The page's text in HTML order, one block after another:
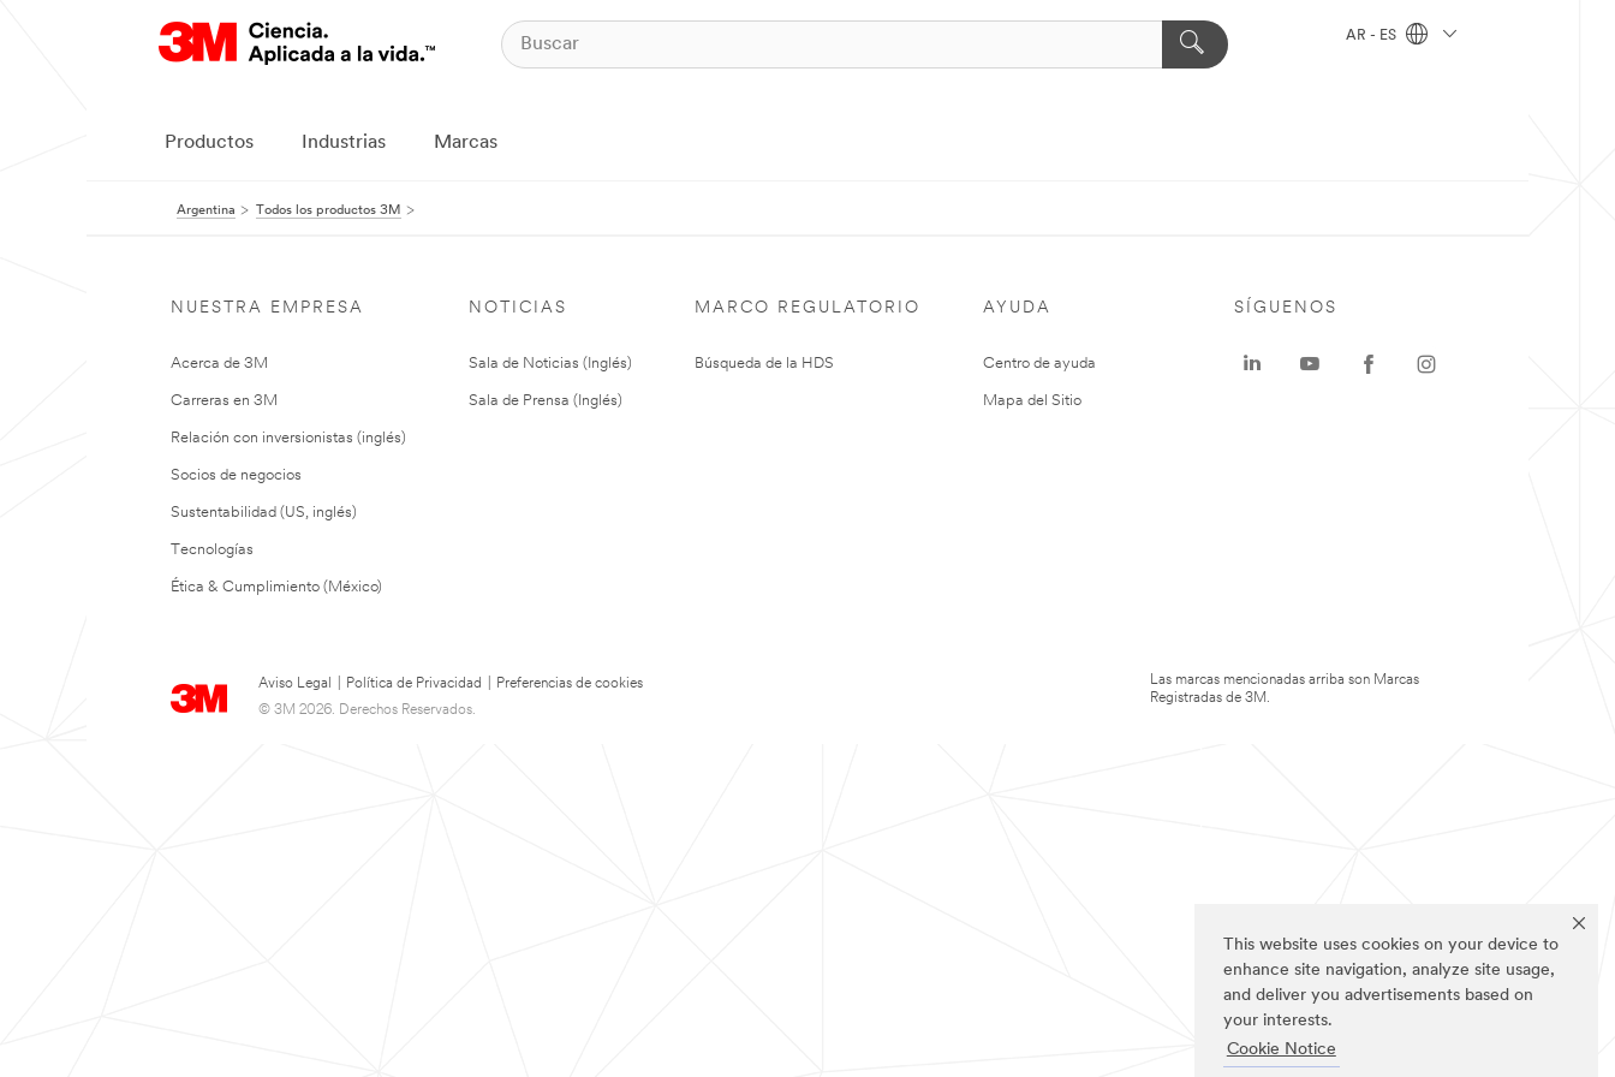
This website uses cookies on your device to
enhance site navigation, analyze site usage,
and deliver you advertisements based on
your interests.
Cookie Notice
AR - ES
Productos Industrias Marcas
Argentina Todos los productos 3M
NUESTRA EMPRESA
Acerca de 3M
Carreras en 3M
Relación con inversionistas (inglés)
Socios de negocios
Sustentabilidad (US, inglés)
Tecnologías
Ética & Cumplimiento (México)
NOTICIAS
Sala de Noticias (Inglés)
Sala de Prensa (Inglés)
MARCO REGULATORIO
Búsqueda de la HDS
AYUDA
Centro de ayuda
Mapa del Sitio
Aviso Legal Política de Privacidad
Preferencias de cookies
© 3M 2026. Derechos Reservados.
SÍGUENOS
Las marcas mencionadas arriba son Marcas
Registradas de 3M.